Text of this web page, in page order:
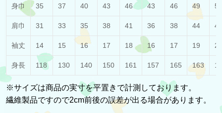
身巾 35 37 40 43 46 43 46 49 52
肩巾 31 33 35 38 41 36 38 44 47
袖丈 14 15 16 17 18 16 17 19 20
身長 118 130 140 150 161 157 165 163
※サイズは商品の実寸を平置きで計測しております。
繊維製品ですので2cm前後の誤差が出る場合があります。